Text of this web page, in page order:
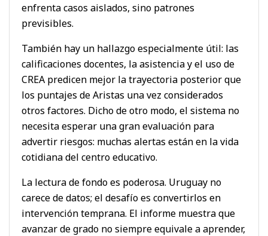
enfrenta casos aislados, sino patrones
previsibles.
También hay un hallazgo especialmente útil: las
calificaciones docentes, la asistencia y el uso de
CREA predicen mejor la trayectoria posterior que
los puntajes de Aristas una vez considerados
otros factores. Dicho de otro modo, el sistema no
necesita esperar una gran evaluación para
advertir riesgos: muchas alertas están en la vida
cotidiana del centro educativo.
La lectura de fondo es poderosa. Uruguay no
carece de datos; el desafío es convertirlos en
intervención temprana. El informe muestra que
avanzar de grado no siempre equivale a aprender,